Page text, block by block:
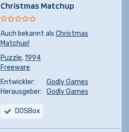
Christmas Matchup
Auch bekannt als Christmas
Matchup!
Puzzle,1994
Freeware
Entwickler:
Godly Games
Herausgeber:
Godly Games
DOSBox